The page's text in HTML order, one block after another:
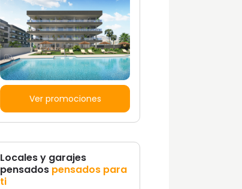
Ver promociones
Locales y garajes
pensados pensados para
ti